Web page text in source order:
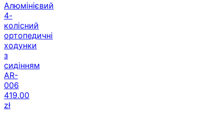
4-
колісний
ортопедичні
ходунки
з
сидінням
AR-
006
419.00
zł